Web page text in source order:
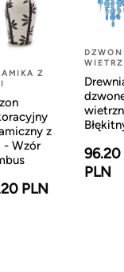
Z
z
- Wzór
PLN
96.20
PLN